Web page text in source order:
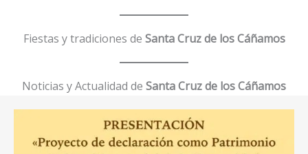
Fiestas y tradiciones de Santa Cruz de los Cáñamos
Noticias y Actualidad de Santa Cruz de los Cáñamos